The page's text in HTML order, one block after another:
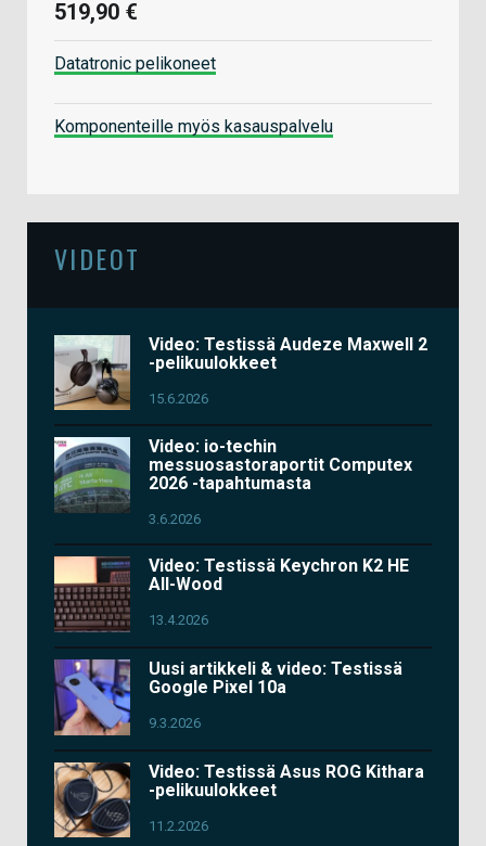
519,90 €
Datatronic pelikoneet
Komponenteille myös kasauspalvelu
VIDEOT
Video: Testissä Audeze Maxwell 2
-pelikuulokkeet
15.6.2026
Video: io-techin
messuosastoraportit Computex
2026 -tapahtumasta
3.6.2026
Video: Testissä Keychron K2 HE
All-Wood
13.4.2026
Uusi artikkeli & video: Testissä
Google Pixel 10a
9.3.2026
Video: Testissä Asus ROG Kithara
-pelikuulokkeet
11.2.2026